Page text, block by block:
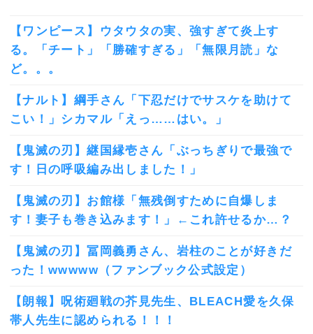
【ワンピース】ウタウタの実、強すぎて炎上す
る。「チート」「勝確すぎる」「無限月読」な
ど。。。
【ナルト】綱手さん「下忍だけでサスケを助けて
こい！」シカマル「えっ……はい。」
【鬼滅の刃】継国縁壱さん「ぶっちぎりで最強で
す！日の呼吸編み出しました！」
【鬼滅の刃】お館様「無残倒すために自爆しま
す！妻子も巻き込みます！」←これ許せるか…？
【鬼滅の刃】冨岡義勇さん、岩柱のことが好きだ
った！wwwww（ファンブック公式設定）
【朗報】呪術廻戦の芥見先生、BLEACH愛を久保
帯人先生に認められる！！！